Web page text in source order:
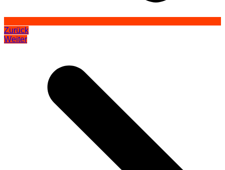
Zurück
Weiter